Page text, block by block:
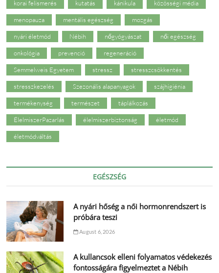
korai felismerés kutatás kánikula közösségi média
menopauza mentális egészség mozgás
nyári életmód Nébih nőgyógyászat női egészség
onkológia prevenció regeneráció
Semmelweis Egyetem stressz stresszcsökkentés
stresszkezelés Szezonális alapanyagok szájhigiénia
termékenység természet táplálkozás
ÉlelmiszerPazarlás élelmiszerbiztonság életmód
életmódváltás
EGÉSZSÉG
A nyári hőség a női hormonrendszert is
próbára teszi
August 6, 2026
A kullancsok elleni folyamatos védekezés
fontosságára figyelmeztet a Nébih